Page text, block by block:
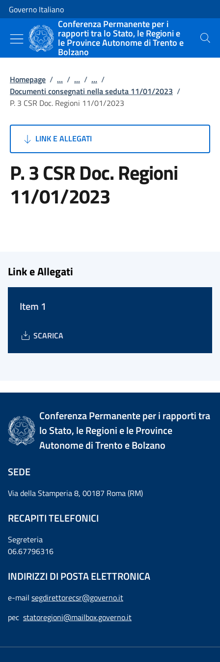
Vai al contenuto
Vai alla navigazione del sito
Governo Italiano
Conferenza Permanente per i
rapporti tra lo Stato, le Regioni e
le Province Autonome di Trento e
Bolzano
Cerca
Homepage / ... / ... / ... /
Documenti consegnati nella seduta 11/01/2023 /
P. 3 CSR Doc. Regioni 11/01/2023
LINK E ALLEGATI
P. 3 CSR Doc. Regioni
11/01/2023
Link e Allegati
Item 1
SCARICA
Conferenza Permanente per i rapporti tra
lo Stato, le Regioni e le Province
Autonome di Trento e Bolzano
SEDE
Via della Stamperia 8, 00187 Roma (RM)
RECAPITI TELEFONICI
Segreteria
06.67796316
INDIRIZZI DI POSTA ELETTRONICA
e-mail segdirettorecsr@governo.it
pec statoregioni@mailbox.governo.it